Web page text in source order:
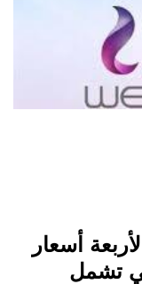
أسعار
تشمل